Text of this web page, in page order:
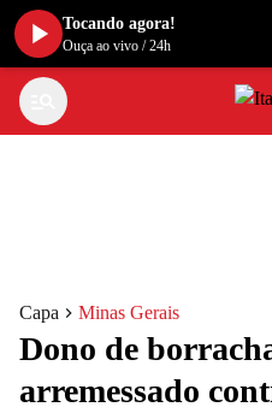
Capa Minas Gerais
Dono de
arremessado
Tocando agora!
Ouça ao vivo /24h